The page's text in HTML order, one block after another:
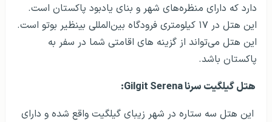
دارد که دارای منظره­‌های شهر و بنای یادبود پاکستان است.
این هتل در ۱۷ کیلومتری فرودگاه بین‌المللی بی­نظیر بوتو است.
این هتل می­‌تواند از گزینه های اقامتی شما در سفر به
پاکستان باشد.
هتل گیلگیت سرناGilgit Serena
:
این هتل سه ستاره در شهر زیبای گیلگیت واقع شده و دارای